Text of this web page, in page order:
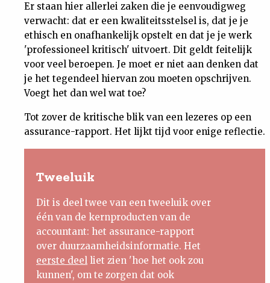
Er staan hier allerlei zaken die je eenvoudigweg
verwacht: dat er een kwaliteitsstelsel is, dat je je
ethisch en onafhankelijk opstelt en dat je je werk
'professioneel kritisch' uitvoert. Dit geldt feitelijk
voor veel beroepen. Je moet er niet aan denken dat
je het tegendeel hiervan zou moeten opschrijven.
Voegt het dan wel wat toe?
Tot zover de kritische blik van een lezeres op een
assurance-rapport. Het lijkt tijd voor enige reflectie.
Tweeluik
Dit is deel twee van een tweeluik over
één van de kernproducten van de
accountant: het assurance-rapport
over duurzaamheidsinformatie. Het
eerste deel liet zien 'hoe het ook zou
kunnen', om te zorgen dat ook